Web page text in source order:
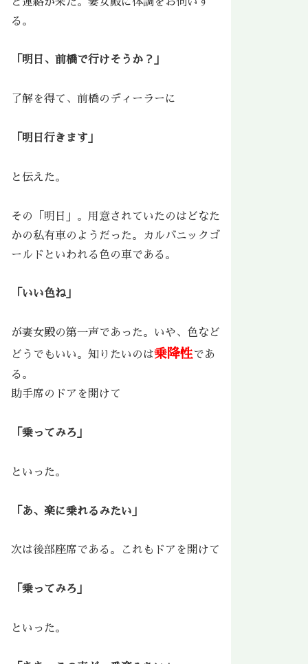
る。
「明日、前橋で行けそうか？」
了解を得て、前橋のディーラーに
「明日行きます」
と伝えた。
その「明日」。用意されていたのはどなた
かの私有車のようだった。カルバニックゴ
ールドといわれる色の車である。
「いい色ね」
が妻女殿の第一声であった。いや、色など
どうでもいい。知りたいのは乗降性であ
る。
助手席のドアを開けて
「乗ってみろ」
といった。
「あ、楽に乗れるみたい」
次は後部座席である。これもドアを開けて
「乗ってみろ」
といった。